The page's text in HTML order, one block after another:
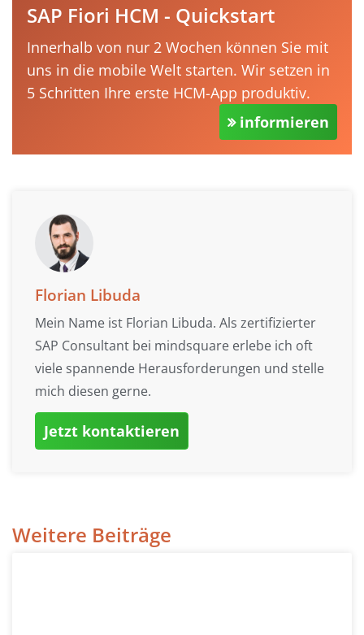
SAP Fiori HCM - Quickstart
Innerhalb von nur 2 Wochen können Sie mit
uns in die mobile Welt starten. Wir setzen in
5 Schritten Ihre erste HCM-App produktiv.
informieren
Florian Libuda
Mein Name ist Florian Libuda. Als zertifizierter
SAP Consultant bei mindsquare erlebe ich oft
viele spannende Herausforderungen und stelle
mich diesen gerne.
Jetzt kontaktieren
Weitere Beiträge